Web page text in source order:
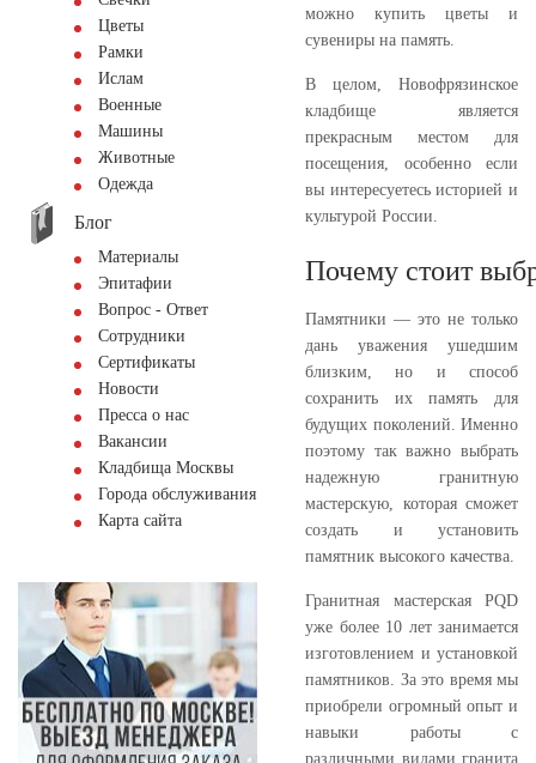
Цветы
Рамки
Ислам
Военные
Машины
Животные
Одежда
Блог
Материалы
Эпитафии
Вопрос - Ответ
Сотрудники
Сертификаты
Новости
Пресса о нас
Вакансии
Кладбища Москвы
Города обслуживания
Карта сайта
можно купить цветы и
сувениры на память.
В целом, Новофрязинское
кладбище является
прекрасным местом для
посещения, особенно если
вы интересуетесь историей и
культурой России.
Почему стоит
Памятники — это не только
дань уважения ушедшим
близким, но и способ
сохранить их память для
будущих поколений. Именно
поэтому так важно выбрать
надежную гранитную
мастерскую, которая сможет
создать и установить
памятник высокого качества.
Гранитная мастерская PQD
уже более 10 лет занимается
изготовлением и установкой
памятников. За это время мы
приобрели огромный опыт и
навыки работы с
различными видами гранита